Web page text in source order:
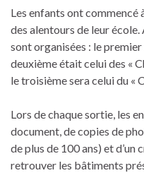
Les enfants ont commencé
des alentours de leur
sont organisées : le
deuxième était celui des «
le troisième sera celui du «
Lors de chaque sortie, les
document, de copies de
de plus de 100 ans) et
retrouver les bâtiments